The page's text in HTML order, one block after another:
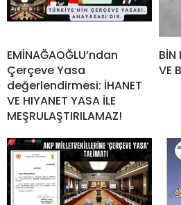
EMİNAĞAOĞLU’ndan
Çerçeve Yasa
değerlendirmesi: İHANET
VE HIYANET YASA İLE
MEŞRULAŞTIRILAMAZ!
BİN
VE